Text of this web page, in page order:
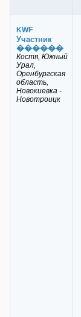
KWF
Участник
������
Костя, Южный
Урал,
Оренбургская
область,
Новокиевка -
Новотроицк